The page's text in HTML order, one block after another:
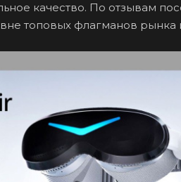
качество. По отзывам
топовых флагманов